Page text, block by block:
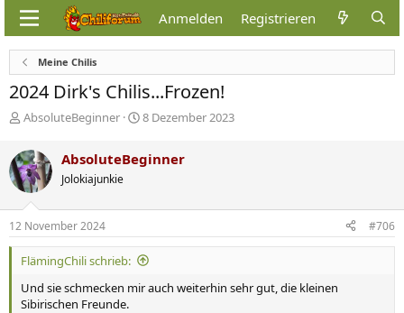
Anmelden Registrieren
Meine Chilis
2024 Dirk's Chilis...Frozen!
E
s
t
e
l
l
e
r
AbsoluteBeginner
E
t
l
a
m
8 Dezember 2023
AbsoluteBeginner
Jolokiajunkie
12 November 2024 #706
FlämingChili schrieb:
Und sie schmecken mir auch weiterhin sehr gut, die kleinen
Sibirischen Freunde.